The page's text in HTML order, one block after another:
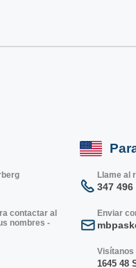
contactar al
nombres -
Llame al
347 496
Enviar
Visítanos
1645 48